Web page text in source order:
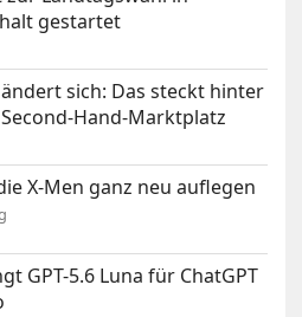
gestartet
ändert sich: Das steckt hinter
Hand-Marktplatz
X-Men ganz neu auflegen
GPT-5.6 Luna für ChatGPT